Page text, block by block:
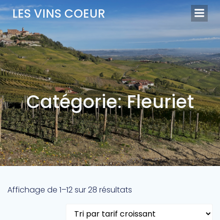
au
LES VINS COEUR
Catégorie: Fleuriet
Affichage de 1–12 sur 28 résultats
prix